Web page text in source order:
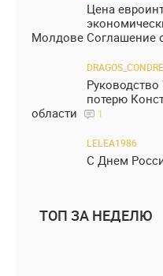
Цена
Молдове Соглашение
потерю
области
1
LELEA1986
С Днем
ТОП ЗА НЕДЕЛЮ